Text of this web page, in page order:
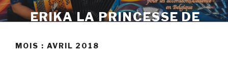
ERIKA LA PRINCESSE DE
MOIS : AVRIL 2018